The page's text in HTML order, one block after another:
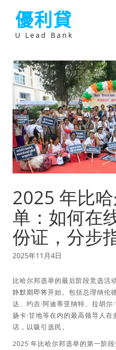
優利貸
U Lead Bank
2025 年比
单：如何在
份证，分步
2025年11月4日
比哈尔邦选举的最后阶段竞选活
静默期即将开始。包括总理纳伦
达、约吉·阿迪蒂亚纳特、拉胡尔
扬卡·甘地等在内的最高领导人
话，以吸引选民。
2025 年比哈尔邦选举的第一阶